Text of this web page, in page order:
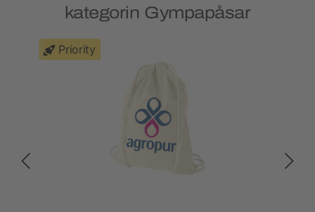
kategorin Gympapåsar
Priority